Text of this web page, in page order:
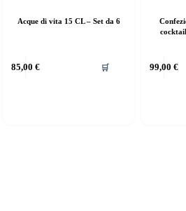
Acque di vita 15 CL – Set da 6
85,00 € 🛒 99,00 €